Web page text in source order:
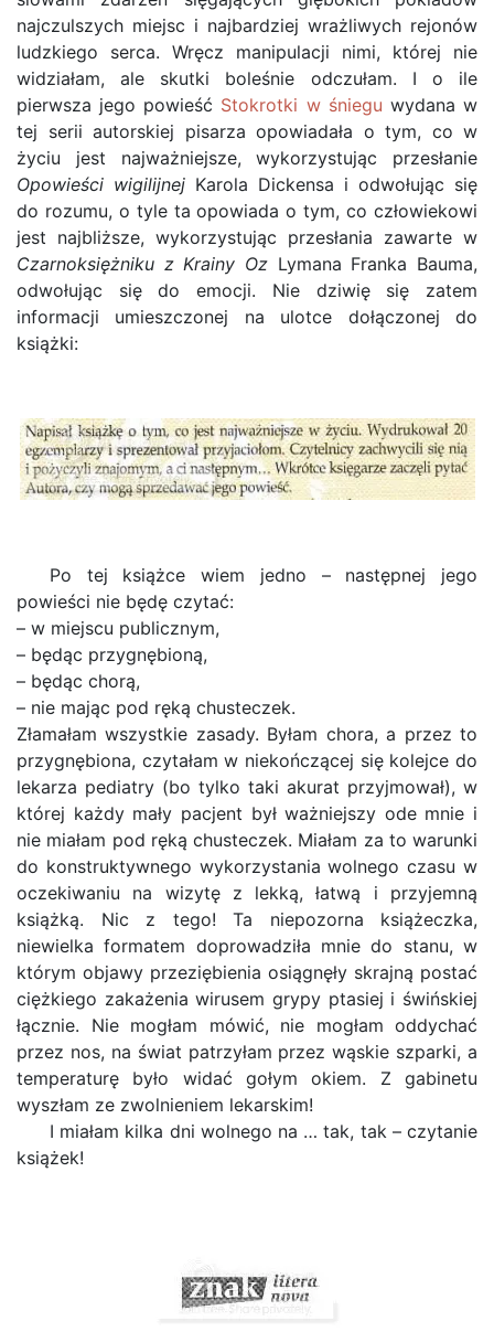
najczulszych miejsc i najbardziej wrażliwych rejonów
ludzkiego serca. Wręcz manipulacji nimi, której nie
widziałam, ale skutki boleśnie odczułam. I o ile
pierwsza jego powieść Stokrotki w śniegu wydana w
tej serii autorskiej pisarza opowiadała o tym, co w
życiu jest najważniejsze, wykorzystując przesłanie
Opowieści wigilijnej Karola Dickensa i odwołując się
do rozumu, o tyle ta opowiada o tym, co człowiekowi
jest najbliższe, wykorzystując przesłania zawarte w
Czarnoksiężniku z Krainy Oz Lymana Franka Bauma,
odwołując się do emocji. Nie dziwię się zatem
informacji umieszczonej na ulotce dołączonej do
książki:
Po tej książce wiem jedno – następnej jego
powieści nie będę czytać:
– w miejscu publicznym,
– będąc przygnębioną,
– będąc chorą,
– nie mając pod ręką chusteczek.
Złamałam wszystkie zasady. Byłam chora, a przez to
przygnębiona, czytałam w niekończącej się kolejce do
lekarza pediatry (bo tylko taki akurat przyjmował), w
której każdy mały pacjent był ważniejszy ode mnie i
nie miałam pod ręką chusteczek. Miałam za to warunki
do konstruktywnego wykorzystania wolnego czasu w
oczekiwaniu na wizytę z lekką, łatwą i przyjemną
książką. Nic z tego! Ta niepozorna książeczka,
niewielka formatem doprowadziła mnie do stanu, w
którym objawy przeziębienia osiągnęły skrajną postać
ciężkiego zakażenia wirusem grypy ptasiej i świńskiej
łącznie. Nie mogłam mówić, nie mogłam oddychać
przez nos, na świat patrzyłam przez wąskie szparki, a
temperaturę było widać gołym okiem. Z gabinetu
wyszłam ze zwolnieniem lekarskim!
I miałam kilka dni wolnego na … tak, tak – czytanie
książek!